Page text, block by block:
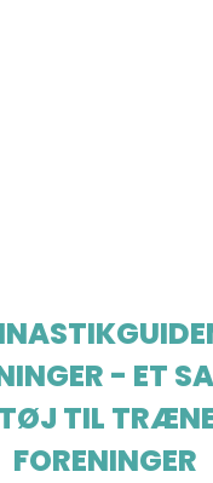
- ET
TIL
FORENINGER